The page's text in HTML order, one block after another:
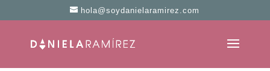
hola@soydanielaramirez.com